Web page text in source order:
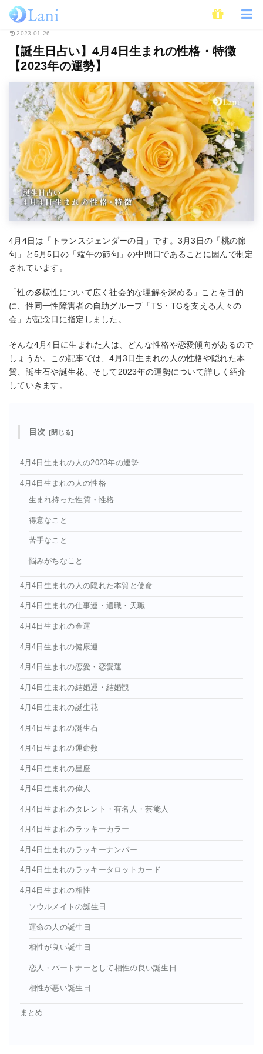
ホーム 占い 【誕生日占い】4月4日生まれの性格・特徴【
2023.01.26
【誕生日占い】4月4日生まれの性格・特徴
【2023年の運勢】
4月4日は「トランスジェンダーの日」です。3月3日の「桃の節
句」と5月5日の「端午の節句」の中間日であることに因んで制定
されています。
「性の多様性について広く社会的な理解を深める」ことを目的
に、性同一性障害者の自助グループ「TS・TGを支える人々の
会」が記念日に指定しました。
そんな4月4日に生まれた人は、どんな性格や恋愛傾向があるので
しょうか。この記事では、4月3日生まれの人の性格や隠れた本
質、誕生石や誕生花、そして2023年の運勢について詳しく紹介
していきます。
目次
4月4日生まれの人の2023年の運勢
4月4日生まれの人の性格
生まれ持った性質・性格
得意なこと
苦手なこと
悩みがちなこと
4月4日生まれの人の隠れた本質と使命
4月4日生まれの仕事運・適職・天職
4月4日生まれの金運
4月4日生まれの健康運
4月4日生まれの恋愛・恋愛運
4月4日生まれの結婚運・結婚観
4月4日生まれの誕生花
4月4日生まれの誕生石
4月4日生まれの運命数
4月4日生まれの星座
4月4日生まれの偉人
4月4日生まれのタレント・有名人・芸能人
4月4日生まれのラッキーカラー
4月4日生まれのラッキーナンバー
4月4日生まれのラッキータロットカード
4月4日生まれの相性
ソウルメイトの誕生日
運命の人の誕生日
相性が良い誕生日
恋人・パートナーとして相性の良い誕生日
相性が悪い誕生日
まとめ